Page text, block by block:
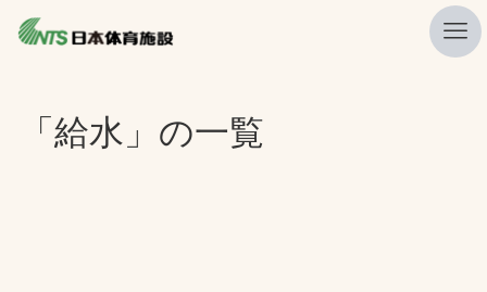
ニュース
「給水」の一覧